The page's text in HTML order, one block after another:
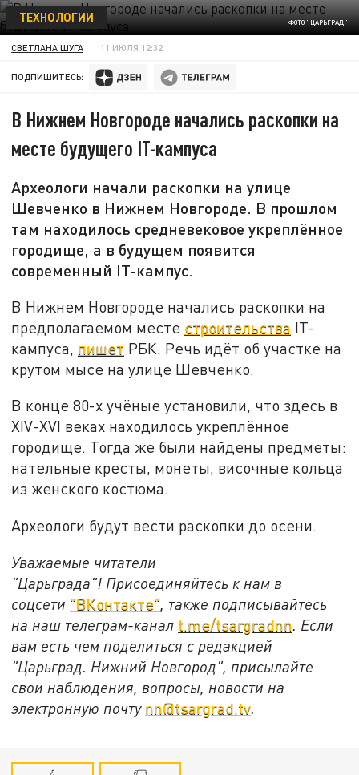
ФОТО "ЦАРЬГРАД"
ТЕХНОЛОГИИ
СВЕТЛАНА ШУГА 11 ИЮЛЯ 12:32
ПОДПИШИТЕСЬ:
В Нижнем Новгороде начались раскопки на
месте будущего IT-кампуса
Археологи начали раскопки на улице
Шевченко в Нижнем Новгороде. В прошлом
там находилось средневековое укреплённое
городище, а в будущем появится
современный IT-кампус.
В Нижнем Новгороде начались раскопки на
предполагаемом месте строительства IT-
кампуса, пишет РБК. Речь идёт об участке на
крутом мысе на улице Шевченко.
В конце 80-х учёные установили, что здесь в
XIV-XVI веках находилось укреплённое
городище. Тогда же были найдены предметы:
нательные кресты, монеты, височные кольца
из женского костюма.
Археологи будут вести раскопки до осени.
Уважаемые читатели
"Царьграда"! Присоединяйтесь к нам в
соцсети "ВКонтакте", также подписывайтесь
на наш телеграм-канал t.me/tsargradnn. Если
вам есть чем поделиться с редакцией
"Царьград. Нижний Новгород", присылайте
свои наблюдения, вопросы, новости на
электронную почту nn@tsargrad.tv.